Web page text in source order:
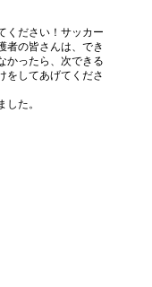
ください！サッカー
者の皆さんは、でき
かったら、次できる
をしてあげてくださ
た。